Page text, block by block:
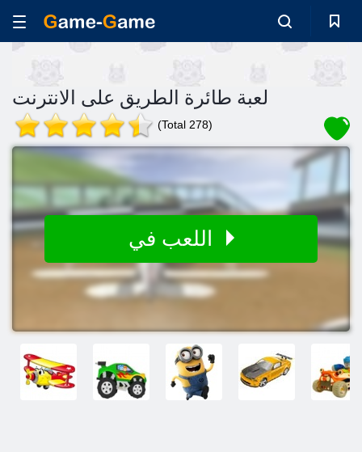
لعبة طائرة الطريق على الانترنت
(Total 278)